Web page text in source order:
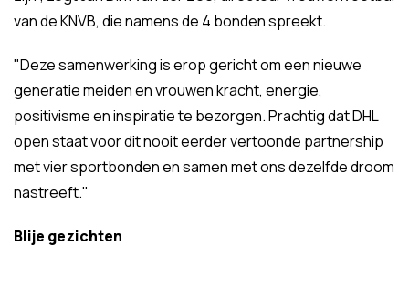
van de KNVB, die namens de 4 bonden spreekt.
"Deze samenwerking is erop gericht om een nieuwe
generatie meiden en vrouwen kracht, energie,
positivisme en inspiratie te bezorgen. Prachtig dat DHL
open staat voor dit nooit eerder vertoonde partnership
met vier sportbonden en samen met ons dezelfde droom
nastreeft."
Blije gezichten